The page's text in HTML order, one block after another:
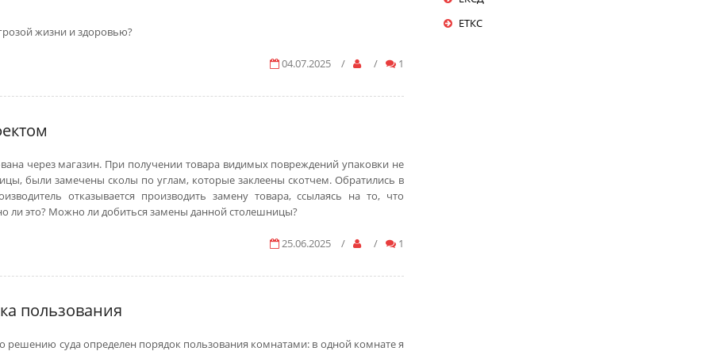
жизни и здоровью?
04.07.2025 / / 1
через магазин. При получении товара видимых повреждений упаковки не
были замечены сколы по углам, которые заклеены скотчем. Обратились в
отказывается производить замену товара, ссылаясь на то, что
ли это? Можно ли добиться замены данной столешницы?
25.06.2025 / / 1
пользования
суда определен порядок пользования комнатами: в одной комнате я
ЕТКС